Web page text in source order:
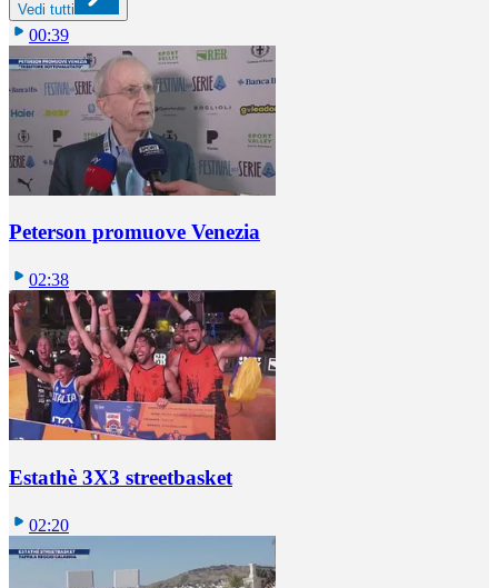
Vedi tutti
00:39
Peterson promuove Venezia
02:38
Estathè 3X3 streetbasket
02:20